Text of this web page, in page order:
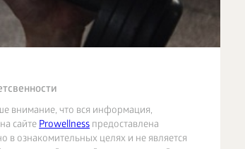
внимание, что вся информация,
сайтеProwellnessпредоставлена
в ознакомительных целях и не является